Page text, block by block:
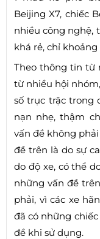
Beijing X7, chiếc
nhiều công nghệ,
khá rẻ, chỉ
Theo thông tin từ
từ nhiều hội nhóm,
số trục trặc trong
nạn nhẹ, thậm
vấn đề không
đề trên là do sự
do độ xe, có thể
những vấn đề
phải, vì các xe
đã có những
đề khi sử dụng.